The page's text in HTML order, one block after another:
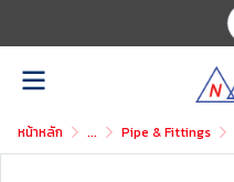
หน้าหลัก ... Pipe & Fittings